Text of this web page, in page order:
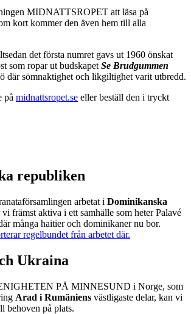
MIDNATTSROPET att läsa på
kort kommer den även hem till alla
det första numret gavs ut 1960 önskat
som ropar ut budskapet Se Brudgummen
där sömnaktighet och likgiltighet varit utbredd.
på midnattsropet.se eller beställ den i tryckt
republiken
arbetat i Dominikanska
vi främst aktiva i ett samhälle som heter Palavé
många haitier och dominikaner nu bor.
regelbundet från arbetet där.
Ukraina
PÅ MINNESUND i Norge, som
Arad i Rumäniens västligaste delar, kan vi
behoven på plats.